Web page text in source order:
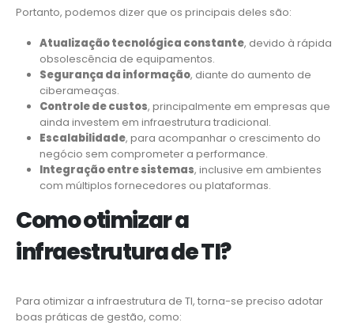
Portanto, podemos dizer que os principais deles são:
Atualização tecnológica constante, devido à rápida
obsolescência de equipamentos.
Segurança da informação, diante do aumento de
ciberameaças.
Controle de custos, principalmente em empresas que
ainda investem em infraestrutura tradicional.
Escalabilidade, para acompanhar o crescimento do
negócio sem comprometer a performance.
Integração entre sistemas, inclusive em ambientes
com múltiplos fornecedores ou plataformas.
Como otimizar a
infraestrutura de TI?
Para otimizar a infraestrutura de TI, torna-se preciso adotar
boas práticas de gestão, como: